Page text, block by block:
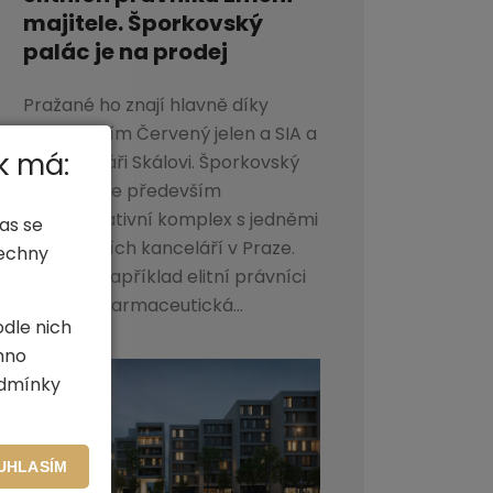
majitele. Šporkovský
palác je na prodej
Pražané ho znají hlavně díky
restauracím Červený jelen a SIA a
také cukráři Skálovi. Šporkovský
palác je ale především
administrativní komplex s jedněmi
z nejdražších kanceláří v Praze.
Sídlí zde například elitní právníci
Dentons, farmaceutická...
má:
se
nich